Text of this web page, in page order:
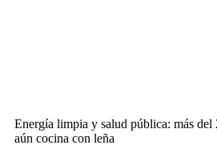
Energía limpia y salud pública: más del
aún cocina con leña